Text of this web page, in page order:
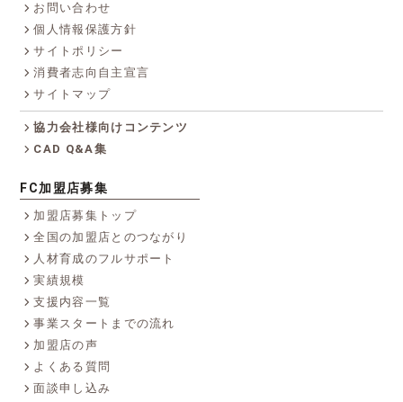
お問い合わせ
個人情報保護方針
サイトポリシー
消費者志向自主宣言
サイトマップ
協力会社様向けコンテンツ
CAD Q&A集
FC加盟店募集
加盟店募集トップ
全国の加盟店とのつながり
人材育成のフルサポート
実績規模
支援内容一覧
事業スタートまでの流れ
加盟店の声
よくある質問
面談申し込み